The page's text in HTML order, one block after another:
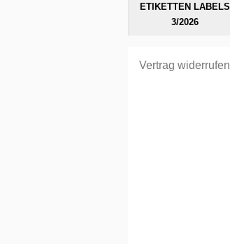
ETIKETTEN LABELS
3/2026
Vertrag widerrufen